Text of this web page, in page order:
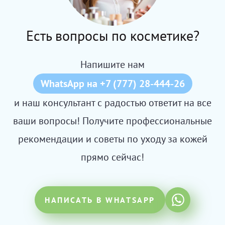
Есть вопросы по косметике?
Напишите нам
WhatsApp на +7 (777) 28-444-26
и наш консультант с радостью ответит на все
ваши вопросы! Получите профессиональные
рекомендации и советы по уходу за кожей
прямо сейчас!
НАПИСАТЬ В WHATSAPP